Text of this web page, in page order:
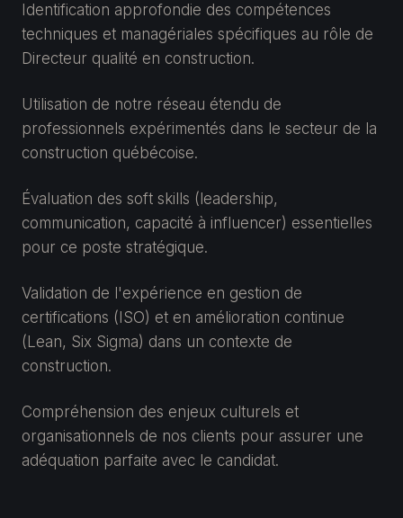
Identification approfondie des compétences
techniques et managériales spécifiques au rôle de
Directeur qualité en construction.
Utilisation de notre réseau étendu de
professionnels expérimentés dans le secteur de la
construction québécoise.
Évaluation des soft skills (leadership,
communication, capacité à influencer) essentielles
pour ce poste stratégique.
Validation de l'expérience en gestion de
certifications (ISO) et en amélioration continue
(Lean, Six Sigma) dans un contexte de
construction.
Compréhension des enjeux culturels et
organisationnels de nos clients pour assurer une
adéquation parfaite avec le candidat.